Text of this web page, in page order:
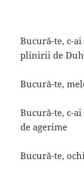
Bucură-te, c-
plinirii de Duh
Bucură-te,
Bucură-te, c-
de agerime
Bucură-te,